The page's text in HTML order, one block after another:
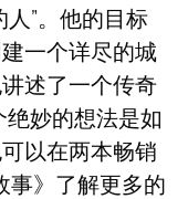
”。他的目标
一个详尽的城
述了一个传奇
妙的想法是如
以在两本畅销
事》了解更多的